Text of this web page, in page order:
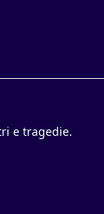
e tragedie.